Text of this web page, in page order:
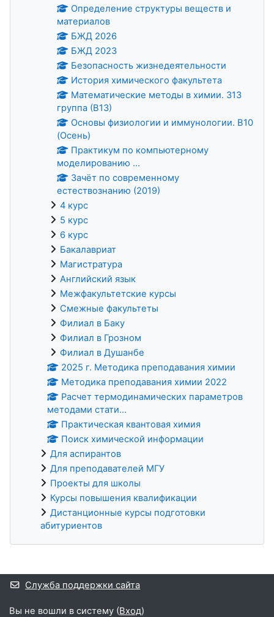
Определение структуры веществ и
материалов
БЖД 2026
БЖД 2023
Безопасность жизнедеятельности
История химического факультета
Математические методы в химии. 313
группа (В13)
Основы физиологии и иммунологии. В10
(Осень)
Практикум по компьютерному
моделированию ...
Зачёт по современному
естествознанию (2019)
4 курс
5 курс
6 курс
Бакалавриат
Магистратура
Английский язык
Межфакультетские курсы
Смежные факультеты
Филиал в Баку
Филиал в Грозном
Филиал в Душанбе
2025 г. Методика преподавания химии
Методика преподавания химии 2022
Расчет термодинамических параметров
методами стати...
Практическая квантовая химия
Поиск химической информации
Для аспирантов
Для преподавателей МГУ
Проекты для школы
Курсы повышения квалификации
Дистанционные курсы подготовки
абитуриентов
Дополнительные блоки
Служба поддержки сайта
Вы не вошли в систему (Вход)